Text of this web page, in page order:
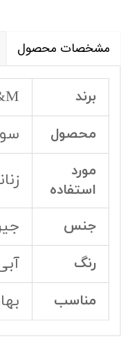
مشخصات محصول
برند
محصول
مورد
استفاده
جنس
رنگ
مناسب